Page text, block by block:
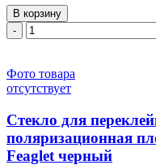
В корзину
-
Фото товара
отсутствует
Стекло для
поляризационная
Feaglet черный